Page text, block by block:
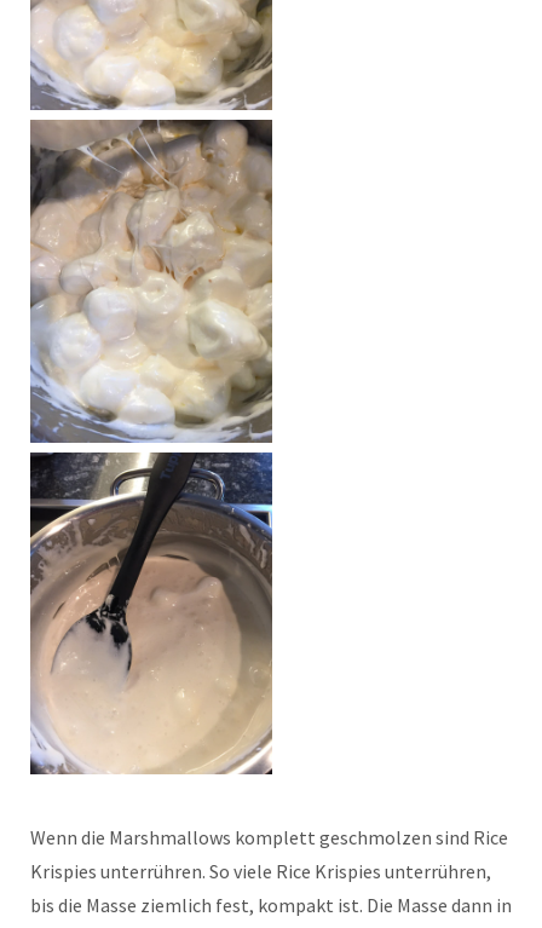
Wenn die Marshmallows komplett geschmolzen sind Rice
Krispies unterrühren. So viele Rice Krispies unterrühren,
bis die Masse ziemlich fest, kompakt ist. Die Masse dann in